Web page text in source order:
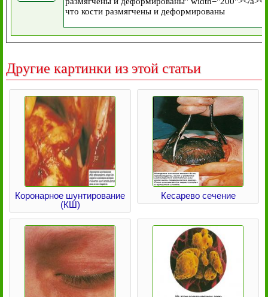
Другие картинки из этой статьи
Коронарное шунтирование
(КШ)
Кесарево сечение